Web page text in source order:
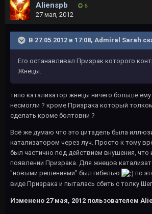
Alienspb 6
27 мая, 2012
В 27.05.2012 в 17:08, Admiral Sarah
Его останавливал Призрак которого
Жнецы.
типо катализатор жнецы ничего больше
несмогли ? кроме Призрака который
сделать кроме болтовни ?
Всё же думаю что это цитадель была
катализатором через луч. Просто к тому
был частично под действием внушения, что
появлении Призрака. Для жнецов
"новыми решениями" был гибелью
по
виде Призрака и пыталась сбить с толку
Изменено 27 мая, 2012 пользователем